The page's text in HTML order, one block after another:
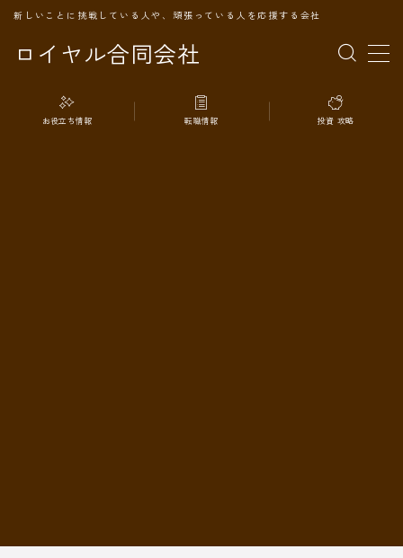
ロイヤル合同会社
新しいことに挑戦している人や、頑張っている人を応援する会社
MENU
TOPページ
お役立ち情報 転職情報 投資 攻略